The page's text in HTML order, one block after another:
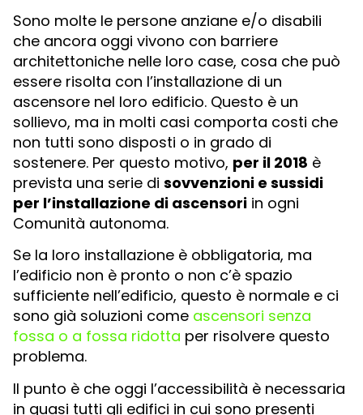
Sono molte le persone anziane e/o disabili
che ancora oggi vivono con barriere
architettoniche nelle loro case, cosa che può
essere risolta con l’installazione di un
ascensore nel loro edificio. Questo è un
sollievo, ma in molti casi comporta costi che
non tutti sono disposti o in grado di
sostenere. Per questo motivo, per il 2018 è
prevista una serie di sovvenzioni e sussidi
per l’installazione di ascensori in ogni
Comunità autonoma.
Se la loro installazione è obbligatoria, ma
l’edificio non è pronto o non c’è spazio
sufficiente nell’edificio, questo è normale e ci
sono già soluzioni come ascensori senza
fossa o a fossa ridotta per risolvere questo
problema.
Il punto è che oggi l’accessibilità è necessaria
in quasi tutti gli edifici in cui sono presenti